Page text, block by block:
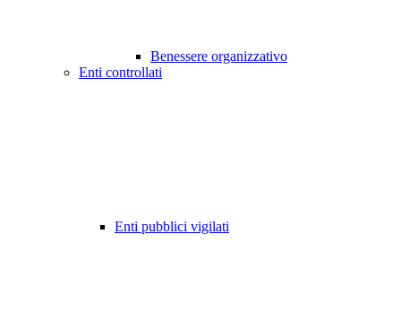
Benessere organizzativo
Enti controllati
Enti pubblici vigilati